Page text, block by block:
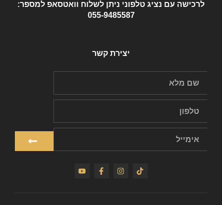
לרכישה עם נציג טלפוני ניתן לשלוח וואטסאפ למספר:
055-9485587
יצירת קשר